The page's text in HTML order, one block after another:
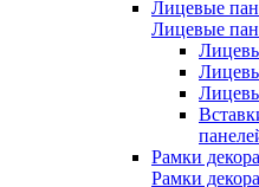
Лицевые
Лицевые
Рамки
Рамки